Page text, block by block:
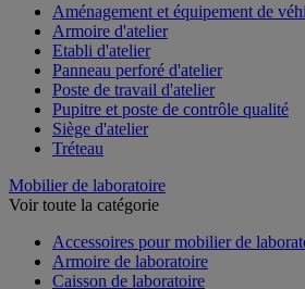
Aménagement et équipement de
Armoire d'atelier
Etabli d'atelier
Panneau perforé d'atelier
Poste de travail d'atelier
Pupitre et poste de contrôle qualité
Siège d'atelier
Tréteau
Mobilier de laboratoire
Voir toute la catégorie
Accessoires pour mobilier de
Armoire de laboratoire
Caisson de laboratoire